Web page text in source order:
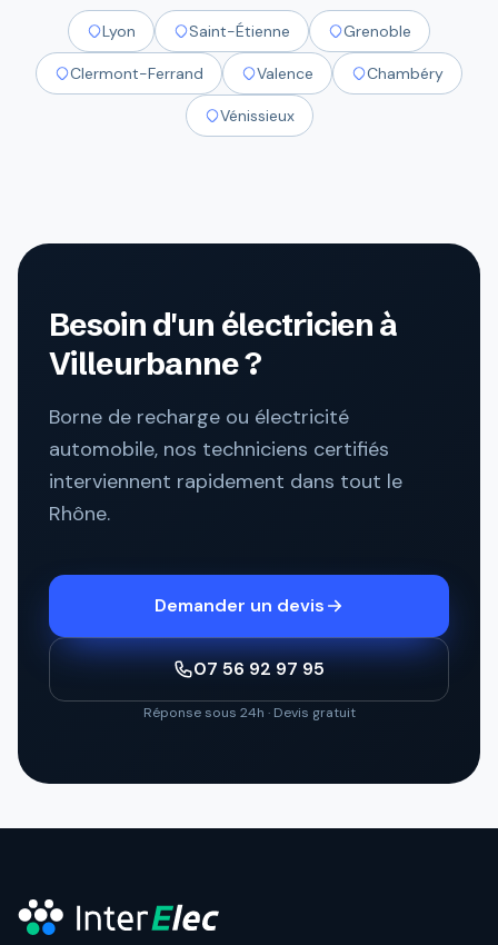
Lyon Saint-Étienne Grenoble
Clermont-Ferrand Valence Chambéry
Vénissieux
Besoin d'un électricien à
Villeurbanne ?
Borne de recharge ou électricité
automobile, nos techniciens certifiés
interviennent rapidement dans tout le
Rhône.
Demander un devis
07 56 92 97 95
Réponse sous 24h · Devis gratuit